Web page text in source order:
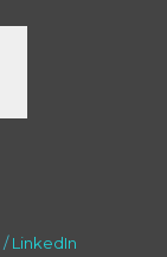
/LinkedIn